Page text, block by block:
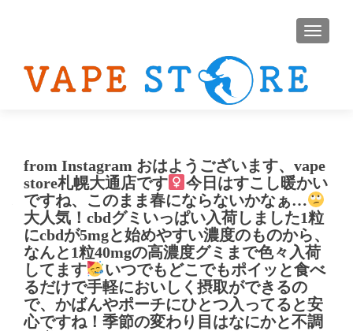
ナビゲ
from Instagram おはようございます、vape
store札幌大通店です‍
今日はすこし暖かい
ですね、このまま春にならないかなぁ…
大人気！cbdグミいっぱい入荷しました1粒
にcbdが5mgと始めやすい濃度のものから、
なんと1粒40mgの高濃度グミまで色々入荷
してます
いつでもどこでもポイッと食べ
るだけで手軽においしく摂取ができるの
で、かばんやポーチにひとつ入ってると安
心ですね！季節の変わり目はなにかと不調